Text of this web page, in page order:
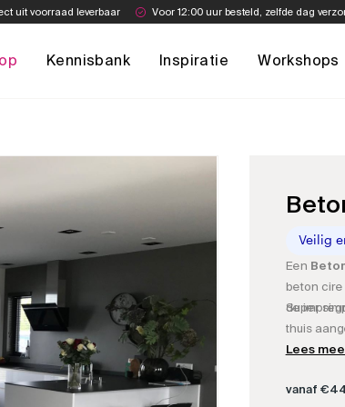
uit voorraad leverbaar Voor 12:00 uur besteld, zelfde dag
Kennisbank Inspiratie Workshops
Een
beton cire
de
Super
thuis
Lees
vanaf €